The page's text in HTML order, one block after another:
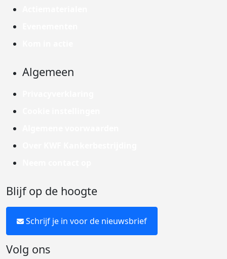
Algemeen
Blijf op de hoogte
Schrijf je in voor de nieuwsbrief
Volg ons